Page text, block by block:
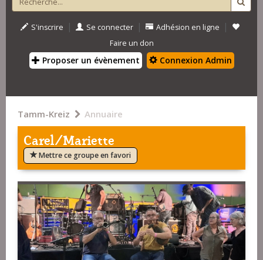
S'inscrire | Se connecter | Adhésion en ligne |
Faire un don
Proposer un évènement Connexion Admin
Tamm-Kreiz Annuaire
Carel/Mariette
Mettre ce groupe en favori